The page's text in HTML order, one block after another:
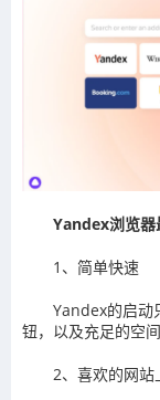
Yandex浏览器
1、简单快速
Yandex的启动
钮，以及充足的空
2、喜欢的网站